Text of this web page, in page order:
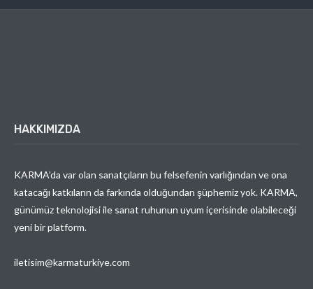
HAKKIMIZDA
KARMA’da var olan sanatçıların bu felsefenin varlığından ve ona
katacağı katkıların da farkında olduğundan şüphemiz yok. KARMA,
günümüz teknolojisi ile sanat ruhunun uyum içerisinde olabileceği
yeni bir platform.
iletisim@karmaturkiye.com